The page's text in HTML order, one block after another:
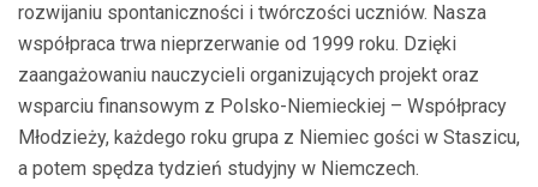
rozwijaniu spontaniczności i twórczości uczniów. Nasza
współpraca trwa nieprzerwanie od 1999 roku. Dzięki
zaangażowaniu nauczycieli organizujących projekt oraz
wsparciu finansowym z Polsko-Niemieckiej – Współpracy
Młodzieży, każdego roku grupa z Niemiec gości w Staszicu,
a potem spędza tydzień studyjny w Niemczech.